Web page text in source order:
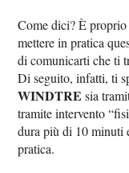
Come dici? È
mettere in pratica
di comunicarti che ti
Di seguito, infatti, ti
WINDTRE sia
tramite intervento
dura più di 10 minuti
pratica.